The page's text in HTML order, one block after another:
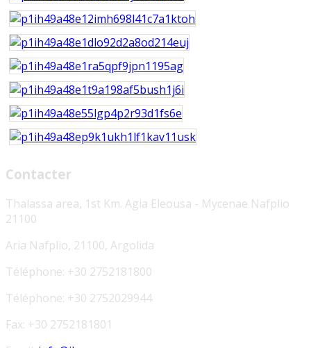
Contacter
Thalassa area, 1st Km. Agia Eleousa - Mycenae Nafplio
21100
Aria Nafplio, 21100, Argolida
Téléphone: +30 2752181800
Téléphone: +30 2752029944
Fax: +30 2752181801